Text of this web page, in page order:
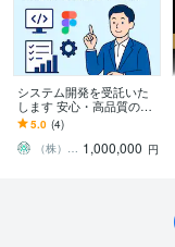
システム開発を受託いた
します 安心・高品質の開
発をワンストップで
5.0 (4)
（株）アムコラブ 1,000,000 円